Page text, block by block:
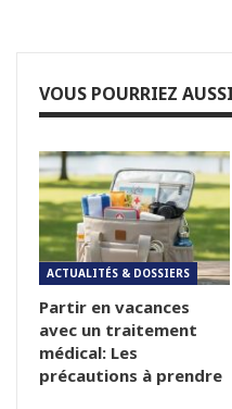
VOUS POURRIEZ
ACTUALITÉS & DOSSIERS
Partir en vacances
avec un traitement
médical: Les
précautions à prendre